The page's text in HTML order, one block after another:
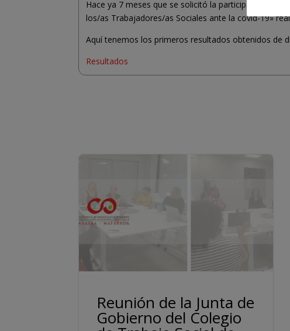
Hace ya 7 meses que se solicitó la participación de
los/as Trabajadores/as Sociales ante la covid-19»
Aquí tenemos los primeros resultados obtenidos de
Resultados
Reunión de la Junta de
Gobierno del Colegio